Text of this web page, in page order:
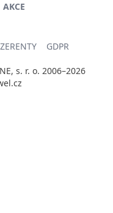
AKCE
GDPR
s. r. o. 2006–2026